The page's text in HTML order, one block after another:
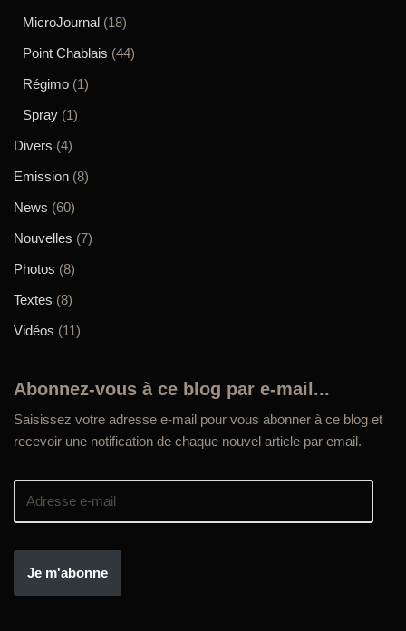
MicroJournal (18)
Point Chablais (44)
Régimo (1)
Spray (1)
Divers (4)
Emission (8)
News (60)
Nouvelles (7)
Photos (8)
Textes (8)
Vidéos (11)
Abonnez-vous à ce blog par e-mail...
Saisissez votre adresse e-mail pour vous abonner à ce blog et
recevoir une notification de chaque nouvel article par email.
Je m'abonne